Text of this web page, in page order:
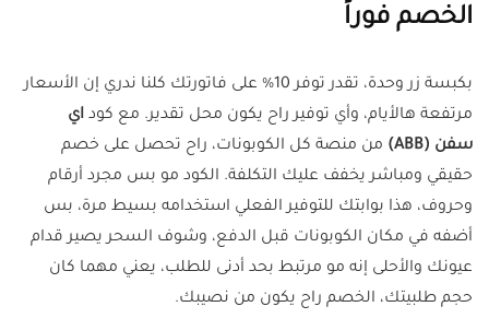
الخصم فوراً
بكبسة زر وحدة، تقدر توفر 10% على فاتورتك كلنا ندري إن الأسعار
مرتفعة هالأيام، وأي توفير راح يكون محل تقدير. مع كود اي
سفن (ABB)
من منصة كل الكوبونات، راح تحصل على خصم
حقيقي ومباشر يخفف عليك التكلفة. الكود مو بس مجرد أرقام
وحروف، هذا بوابتك للتوفير الفعلي استخدامه بسيط مرة، بس
أضفه في مكان الكوبونات قبل الدفع، وشوف السحر يصير قدام
عيونك والأحلى إنه مو مرتبط بحد أدنى للطلب، يعني مهما كان
حجم طلبيتك، الخصم راح يكون من نصيبك.